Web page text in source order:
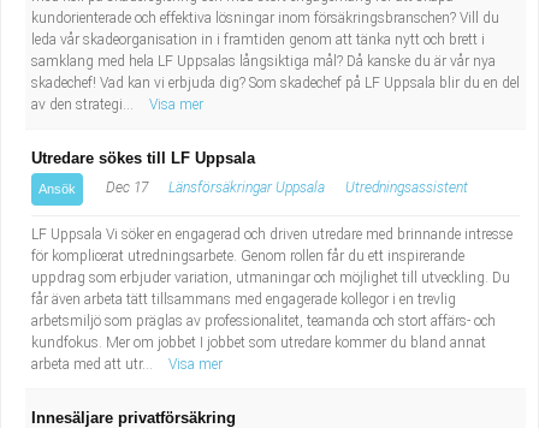
kundorienterade och effektiva lösningar inom försäkringsbranschen? Vill du
leda vår skadeorganisation in i framtiden genom att tänka nytt och brett i
samklang med hela LF Uppsalas långsiktiga mål? Då kanske du är vår nya
skadechef! Vad kan vi erbjuda dig? Som skadechef på LF Uppsala blir du en del
av den strategi...
Visa mer
Utredare sökes till LF Uppsala
Ansök Dec 17 Länsförsäkringar Uppsala Utredningsassistent
LF Uppsala Vi söker en engagerad och driven utredare med brinnande intresse
för komplicerat utredningsarbete. Genom rollen får du ett inspirerande
uppdrag som erbjuder variation, utmaningar och möjlighet till utveckling. Du
får även arbeta tätt tillsammans med engagerade kollegor i en trevlig
arbetsmiljö som präglas av professionalitet, teamanda och stort affärs- och
kundfokus. Mer om jobbet I jobbet som utredare kommer du bland annat
arbeta med att utr...
Visa mer
Innesäljare privatförsäkring